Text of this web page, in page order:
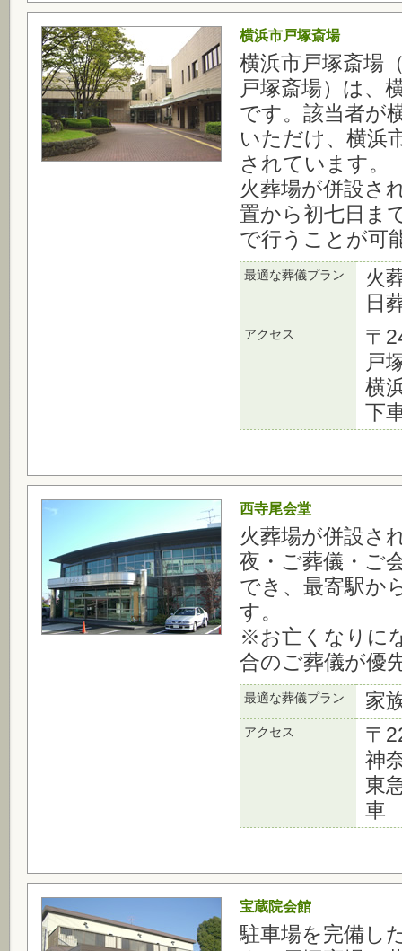
横浜市戸塚斎場
横浜市戸塚斎場
戸塚斎場）は、
です。該当者が
いただけ、横浜
されています。
火葬場が併設さ
置から初七日ま
で行うことが可
最適な葬儀プラン
火
日
アクセス
〒
戸
横
下
西寺尾会堂
火葬場が併設さ
夜・ご葬儀・ご
でき、最寄駅か
す。
※お亡くなりに
合のご葬儀が優
最適な葬儀プラン 家
アクセス
〒
神
東
車
宝蔵院会館
駐車場を完備し